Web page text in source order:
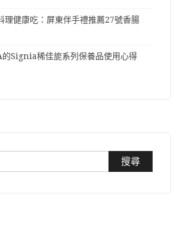
健康吃：屏東伴手禮推薦27號香腸
Signia稀佳旎系列保養品使用心得